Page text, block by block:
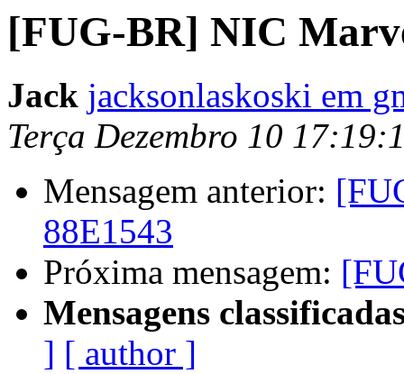
[FUG-BR] NIC
Jack jacksonlaskoski em
Terça Dezembro 10
Mensagem anterior:
88E1543
Próxima mensagem:
Mensagens
] [ author ]